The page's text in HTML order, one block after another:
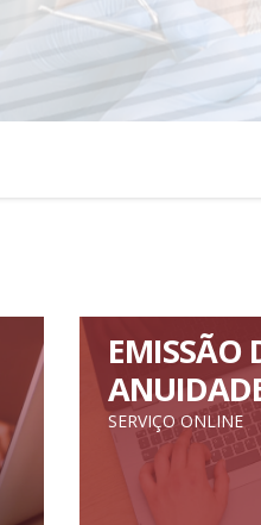
EMISSÃO
SERVIÇO ONLINE